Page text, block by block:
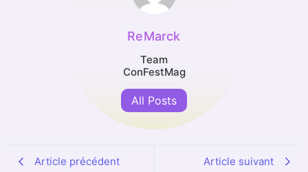
ReMarck
Team
ConFestMag
All Posts
Article précédent Article suivant